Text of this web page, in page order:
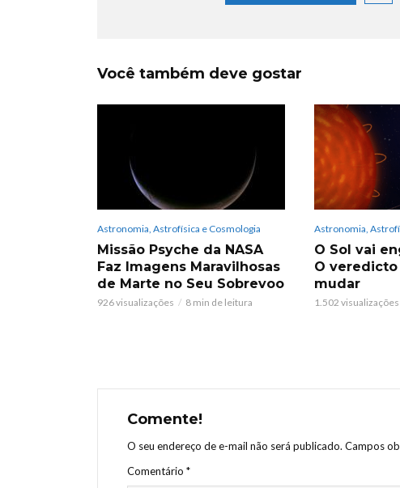
Você também deve gostar
Astronomia, Astrofísica e Cosmologia
Missão Psyche da NASA
Faz Imagens Maravilhosas
de Marte no Seu Sobrevoo
926 visualizações 8 min de leitura
Astronomia,
O Sol vai
O
mudar
1.502 visualizações
Comente!
O seu endereço de e-mail não será publicado. Campos
Comentário *